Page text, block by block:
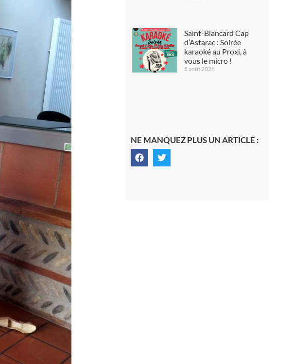
Saint-Blancard Cap
d’Astarac : Soirée
karaoké au Proxi, à
vous le micro !
5 août 2026
NE MANQUEZ PLUS UN ARTICLE :